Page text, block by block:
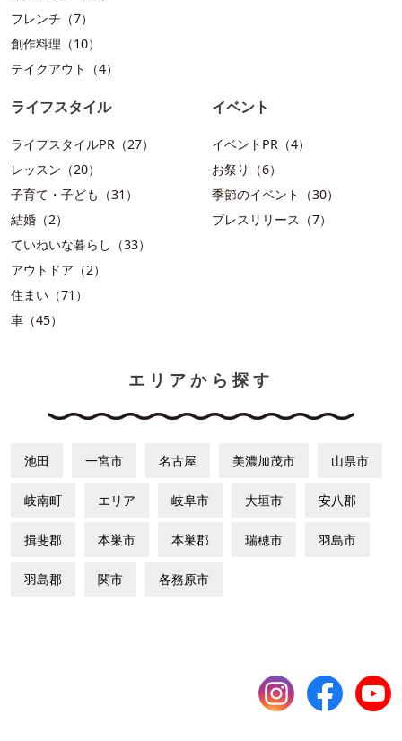
フレンチ（7）
創作料理（10）
テイクアウト（4）
ライフスタイル
ライフスタイルPR（27）
レッスン（20）
子育て・子ども（31）
結婚（2）
ていねいな暮らし（33）
アウトドア（2）
住まい（71）
車（45）
イベント
イベントPR（4）
お祭り（6）
季節のイベント（30）
プレスリリース（7）
エリアから探す
池田 一宮市 名古屋 美濃加茂市 山県市
岐南町 エリア 岐阜市 大垣市 安八郡
揖斐郡 本巣市 本巣郡 瑞穂市 羽島市
羽島郡 関市 各務原市